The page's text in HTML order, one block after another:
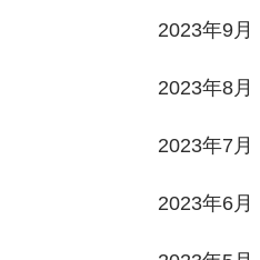
2023年9月
2023年8月
2023年7月
2023年6月